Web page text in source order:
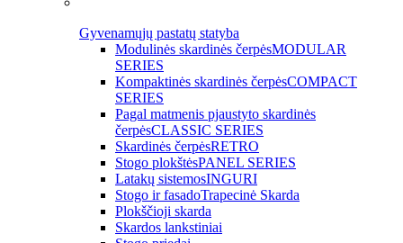
Gyvenamųjų pastatų statyba
Modulinės skardinės čerpėsMODULAR
SERIES
Kompaktinės skardinės čerpėsCOMPACT
SERIES
Pagal matmenis pjaustyto skardinės
čerpėsCLASSIC SERIES
Skardinės čerpėsRETRO
Stogo plokštėsPANEL SERIES
Latakų sistemosINGURI
Stogo ir fasadoTrapecinė Skarda
Plokščioji skarda
Skardos lankstiniai